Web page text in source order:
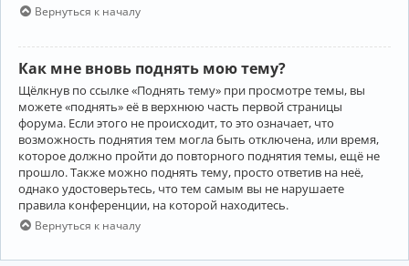
Вернуться к началу
Как мне вновь поднять мою тему?
Щёлкнув по ссылке «Поднять тему» при просмотре темы, вы
можете «поднять» её в верхнюю часть первой страницы
форума. Если этого не происходит, то это означает, что
возможность поднятия тем могла быть отключена, или время,
которое должно пройти до повторного поднятия темы, ещё не
прошло. Также можно поднять тему, просто ответив на неё,
однако удостоверьтесь, что тем самым вы не нарушаете
правила конференции, на которой находитесь.
Вернуться к началу